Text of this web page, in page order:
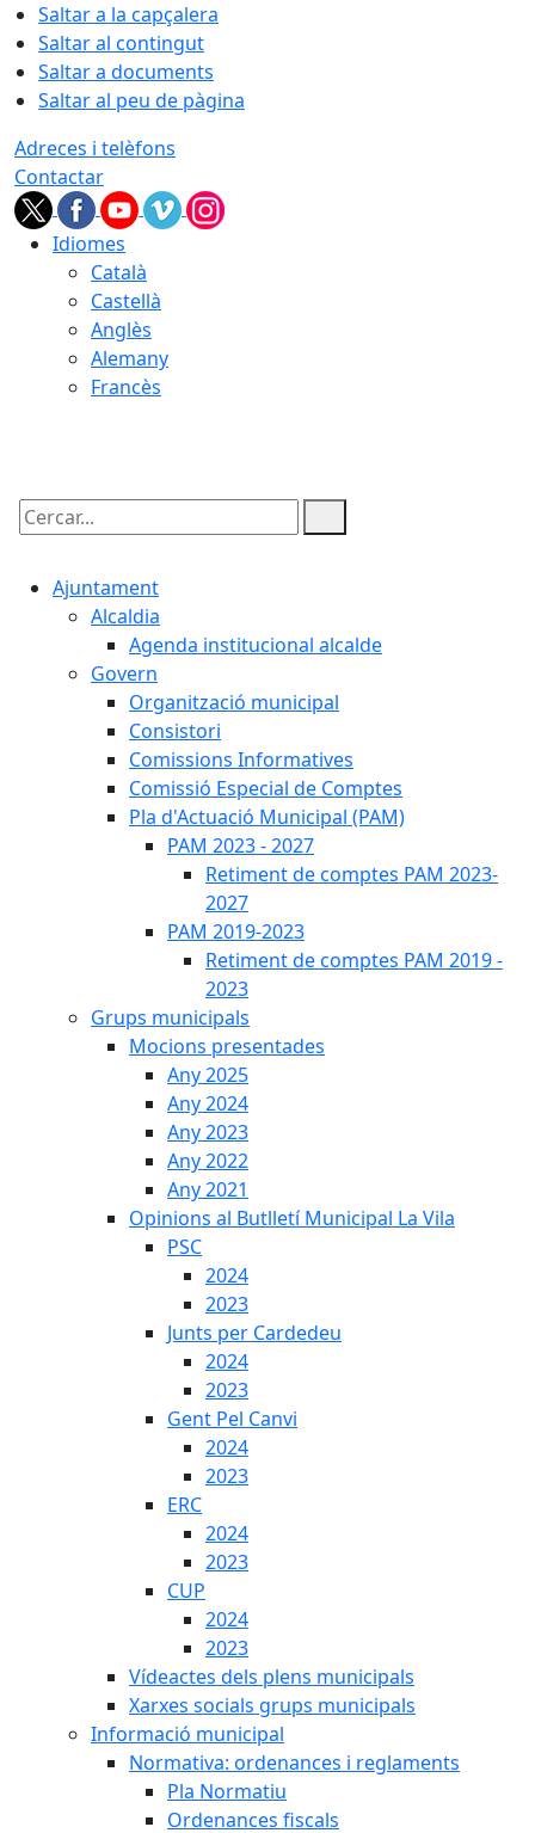
Saltar a la capçalera
Saltar al contingut
Saltar a documents
Saltar al peu de pàgina
Adreces i telèfons
Contactar
Idiomes
Català
Castellà
Anglès
Alemany
Francès
Cercar:
Ajuntament
Alcaldia
Agenda institucional alcalde
Govern
Organització municipal
Consistori
Comissions Informatives
Comissió Especial de Comptes
Pla d'Actuació Municipal (PAM)
PAM 2023 - 2027
Retiment de comptes PAM 2023-
2027
PAM 2019-2023
Retiment de comptes PAM 2019 -
2023
Grups municipals
Mocions presentades
Any 2025
Any 2024
Any 2023
Any 2022
Any 2021
Opinions al Butlletí Municipal La Vila
PSC
2024
2023
Junts per Cardedeu
2024
2023
Gent Pel Canvi
2024
2023
ERC
2024
2023
CUP
2024
2023
Vídeactes dels plens municipals
Xarxes socials grups municipals
Informació municipal
Normativa: ordenances i reglaments
Pla Normatiu
Ordenances fiscals